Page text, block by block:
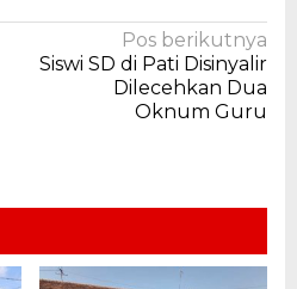
Pos berikutnya
Siswi SD di Pati Disinyalir
Dilecehkan Dua
Oknum Guru